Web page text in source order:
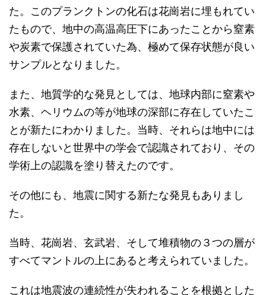
た。このプランクトンの化石は花崗岩に埋もれてい
たもので、地中の高温高圧下にあったことから窒素
や炭素で保護されていた為、極めて保存状態が良い
サンプルとなりました。
また、地質学的な発見としては、地球内部に窒素や
水素、ヘリウムの等が地球の深部に存在していたこ
とが新たにわかりました。当時、それらは地中には
存在しないと世界中の学会で認識されており、その
学術上の認識を塗り替えたのです。
その他にも、地震に関する新たな発見もありまし
た。
当時、花崗岩、玄武岩、そして堆積物の３つの層が
すべてマントルの上にあると考えられていました。
これは地震波の連続性が失われることを根拠とした